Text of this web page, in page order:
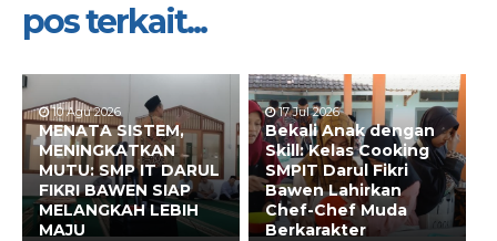
pos terkait...
10 Agu 2026
MENATA SISTEM,
MENINGKATKAN
MUTU: SMP IT DARUL
FIKRI BAWEN SIAP
MELANGKAH LEBIH
MAJU
17 Jul 2026
Bekali Anak dengan
Skill: Kelas Cooking
SMPIT Darul Fikri
Bawen Lahirkan
Chef-Chef Muda
Berkarakter